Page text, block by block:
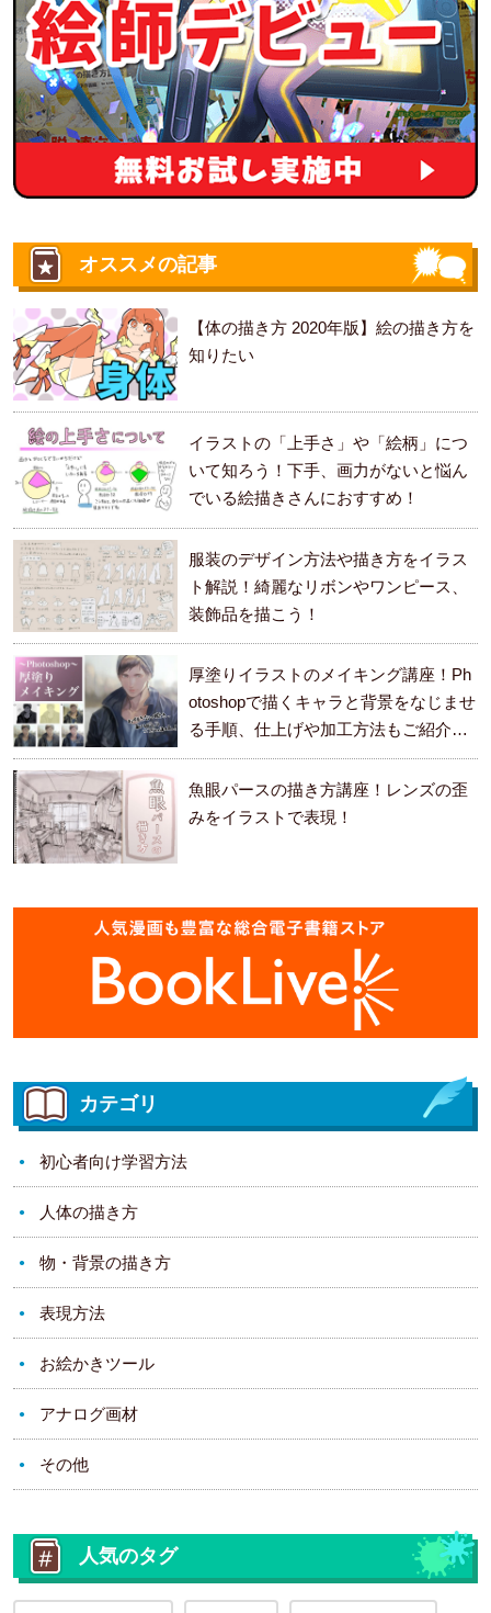
オススメの記事
【体の描き方 2020年版】絵の描き方を
知りたい
イラストの「上手さ」や「絵柄」につ
いて知ろう！下手、画力がないと悩ん
でいる絵描きさんにおすすめ！
服装のデザイン方法や描き方をイラス
ト解説！綺麗なリボンやワンピース、
装飾品を描こう！
厚塗りイラストのメイキング講座！Ph
otoshopで描くキャラと背景をなじませ
る手順、仕上げや加工方法もご紹介し
ます。
魚眼パースの描き方講座！レンズの歪
みをイラストで表現！
カテゴリ
初心者向け学習方法
人体の描き方
物・背景の描き方
表現方法
お絵かきツール
アナログ画材
その他
人気のタグ